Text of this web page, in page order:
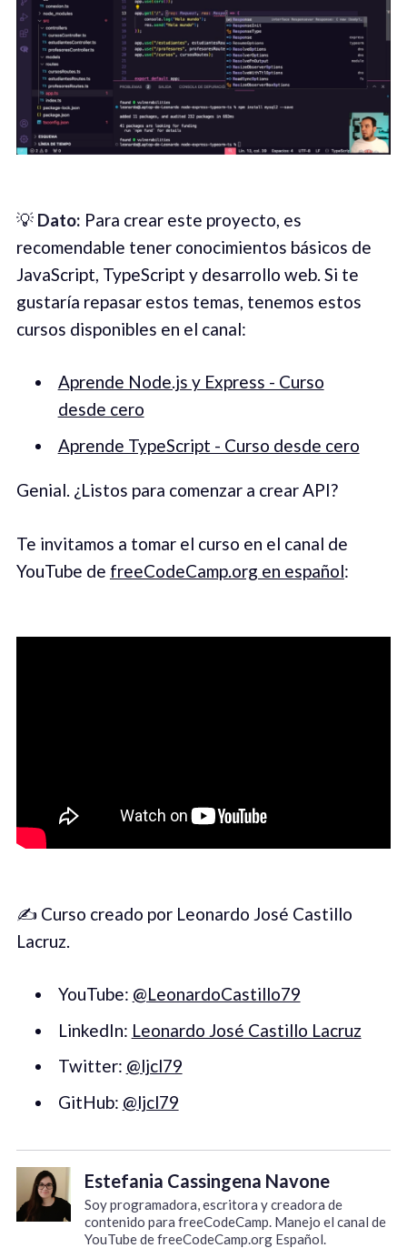
💡Dato: Para crear este proyecto, es
recomendable tener conocimientos básicos de
JavaScript, TypeScript y desarrollo web. Si te
gustaría repasar estos temas, tenemos estos
cursos disponibles en el canal:
Aprende Node.js y Express - Curso
desde cero
Aprende TypeScript - Curso desde cero
Genial. ¿Listos para comenzar a crear API?
Te invitamos a tomar el curso en el canal de
YouTube de freeCodeCamp.org en español:
✍️ Curso creado por Leonardo José Castillo
Lacruz.
YouTube: @LeonardoCastillo79
LinkedIn: Leonardo José Castillo Lacruz
Twitter: @ljcl79
GitHub: @ljcl79
Estefania Cassingena Navone
Soy programadora, escritora y creadora de
contenido para freeCodeCamp. Manejo el canal de
YouTube de freeCodeCamp.org Español.